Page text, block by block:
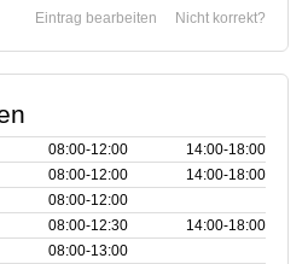
Nicht korrekt?
Eintrag bearbeiten
08:00‑12:00
14:00‑18:00
08:00‑12:00
14:00‑18:00
08:00‑12:00
08:00‑12:30
14:00‑18:00
08:00‑13:00